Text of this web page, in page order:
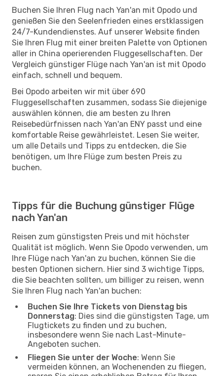
Buchen Sie Ihren Flug nach Yan'an mit Opodo und
genießen Sie den Seelenfrieden eines erstklassigen
24/7-Kundendienstes. Auf unserer Website finden
Sie Ihren Flug mit einer breiten Palette von Optionen
aller in China operierenden Fluggesellschaften. Der
Vergleich günstiger Flüge nach Yan'an ist mit Opodo
einfach, schnell und bequem.
Bei Opodo arbeiten wir mit über 690
Fluggesellschaften zusammen, sodass Sie diejenige
auswählen können, die am besten zu Ihren
Reisebedürfnissen nach Yan'an ENY passt und eine
komfortable Reise gewährleistet. Lesen Sie weiter,
um alle Details und Tipps zu entdecken, die Sie
benötigen, um Ihre Flüge zum besten Preis zu
buchen.
Tipps für die Buchung günstiger Flüge
nach Yan'an
Reisen zum günstigsten Preis und mit höchster
Qualität ist möglich. Wenn Sie Opodo verwenden, um
Ihre Flüge nach Yan'an zu buchen, können Sie die
besten Optionen sichern. Hier sind 3 wichtige Tipps,
die Sie beachten sollten, um billiger zu reisen, wenn
Sie Ihren Flug nach Yan'an buchen:
Buchen Sie Ihre Tickets von Dienstag bis
Donnerstag: Dies sind die günstigsten Tage, um
Flugtickets zu finden und zu buchen,
insbesondere wenn Sie nach Last-Minute-
Angeboten suchen.
Fliegen Sie unter der Woche: Wenn Sie
vermeiden können, an Wochenenden zu fliegen,